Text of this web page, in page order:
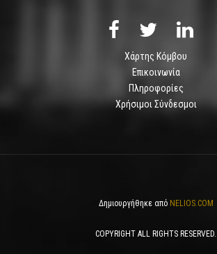
Χάρτης Κόμβου
Επικοινωνία
Πληροφορίες
Χρήσιμοι Σύνδεσμοι
Δημιουργήθηκε από NELIOS.COM
COPYRIGHT ALL RIGHTS RESERVED.